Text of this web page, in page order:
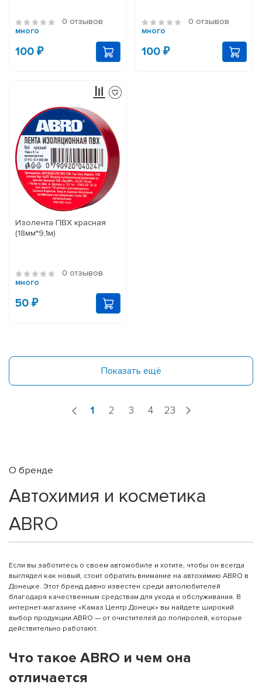
0 отзывов
много
100 ₽
0 отзывов
много
100 ₽
Изолента ПВХ красная
(18мм*9,1м)
0 отзывов
много
50 ₽
Показать ещё
1 2 3 4 23
О бренде
Автохимия и косметика
ABRO
Если вы заботитесь о своем автомобиле и хотите, чтобы он всегда
выглядел как новый, стоит обратить внимание на автохимию ABRO в
Донецке. Этот бренд давно известен среди автолюбителей
благодаря качественным средствам для ухода и обслуживания. В
интернет-магазине «Камаз Центр Донецк» вы найдете широкий
выбор продукции ABRO — от очистителей до полиролей, которые
действительно работают.
Что такое ABRO и чем она
отличается